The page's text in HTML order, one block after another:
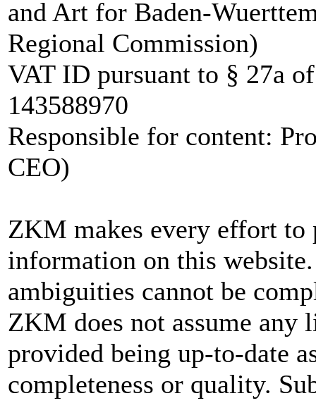
and Art for Baden-
Regional Commission)
VAT ID pursuant to § 27a
143588970
Responsible for content:
CEO)
ZKM makes every effort to
information on this
ambiguities cannot be
ZKM does not assume
provided being up-to-date
completeness or quality.